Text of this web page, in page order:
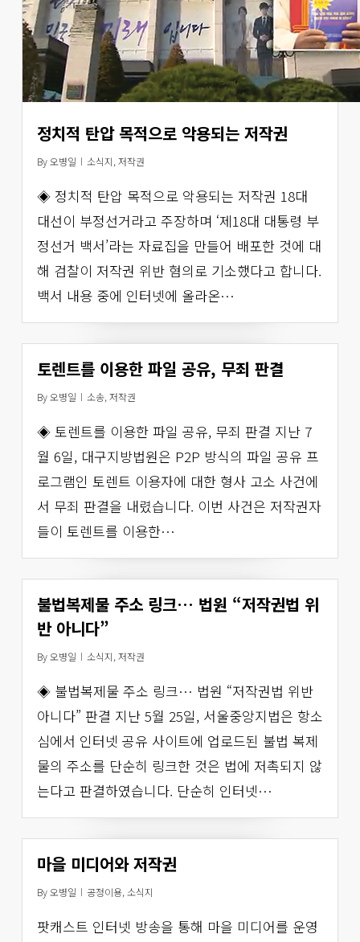
정치적 탄압 목적으로 악용되는 저작권
By오병일 소식지, 저작권
◈ 정치적 탄압 목적으로 악용되는 저작권 18대
대선이 부정선거라고 주장하며 ‘제18대 대통령 부
정선거 백서’라는 자료집을 만들어 배포한 것에 대
해 검찰이 저작권 위반 혐의로 기소했다고 합니다.
백서 내용 중에 인터넷에 올라온…
토렌트를 이용한 파일 공유, 무죄 판결
By오병일 소송, 저작권
◈ 토렌트를 이용한 파일 공유, 무죄 판결 지난 7
월 6일, 대구지방법원은 P2P 방식의 파일 공유 프
로그램인 토렌트 이용자에 대한 형사 고소 사건에
서 무죄 판결을 내렸습니다. 이번 사건은 저작권자
들이 토렌트를 이용한…
불법복제물 주소 링크… 법원 “저작권법 위
반 아니다”
By오병일 소식지, 저작권
◈ 불법복제물 주소 링크… 법원 “저작권법 위반
아니다” 판결 지난 5월 25일, 서울중앙지법은 항소
심에서 인터넷 공유 사이트에 업로드된 불법 복제
물의 주소를 단순히 링크한 것은 법에 저촉되지 않
는다고 판결하였습니다. 단순히 인터넷…
마을 미디어와 저작권
By오병일 공정이용, 소식지
팟캐스트 인터넷 방송을 통해 마을 미디어를 운영